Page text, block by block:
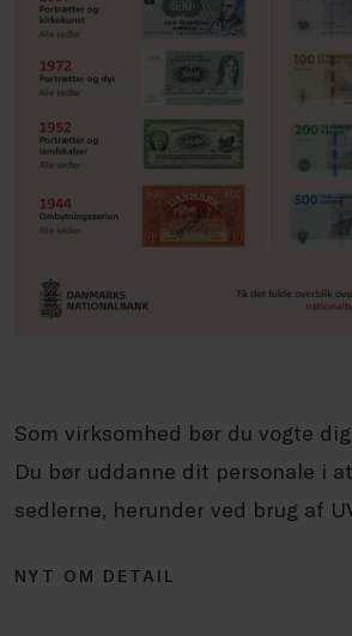
Som virksomhed bør du vogte
Du bør uddanne dit personale i
sedlerne, herunder ved brug af
NYT OM DETAIL